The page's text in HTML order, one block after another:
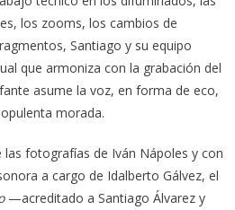
los zooms, los cambios de
Santiago y su equipo
que armoniza con la grabación del
asume la voz, en forma de eco,
morada.
fotografías de Iván Nápoles y con
a cargo de Idalberto Gálvez, el
—acreditado a Santiago Álvarez y